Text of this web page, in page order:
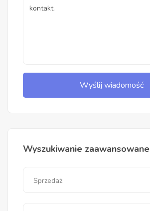
Wyślij wiadomość
Wyszukiwanie zaawansowane
Sprzedaż